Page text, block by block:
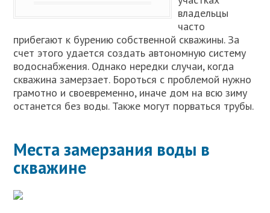
владельцы
часто
прибегают к бурению собственной скважины. За
счет этого удается создать автономную систему
водоснабжения. Однако нередки случаи, когда
скважина замерзает. Бороться с проблемой нужно
грамотно и своевременно, иначе дом на всю зиму
останется без воды. Также могут порваться трубы.
Места замерзания воды в
скважине